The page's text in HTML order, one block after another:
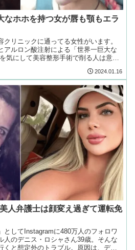
なホホを持つ女が唇も顎もエラ
リニックに通ってる女性がいます。
ルロン酸注射による「世界一巨大な
気にして美容整形手術で削る人は意外
2024.01.16
人弁護士は顔変え過ぎて運転免
としてInstagramに480万人のフォロワ
人のデニス・ロシャさん39歳。そんな
くと想定外のトラブル。原因は、デニ